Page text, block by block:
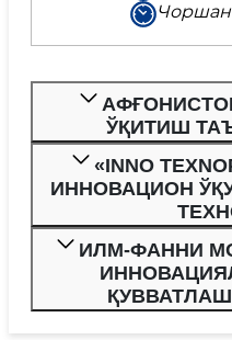
ЎҚИТИШ
«INNO
ИННОВАЦИОН
ИЛМ-ФАННИ